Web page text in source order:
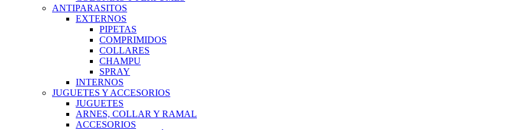
ANTIPARASITOS
EXTERNOS
PIPETAS
COMPRIMIDOS
COLLARES
CHAMPU
SPRAY
INTERNOS
JUGUETES Y ACCESORIOS
JUGUETES
ARNES, COLLAR Y RAMAL
ACCESORIOS